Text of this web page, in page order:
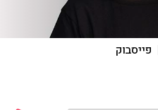
פייסבוק